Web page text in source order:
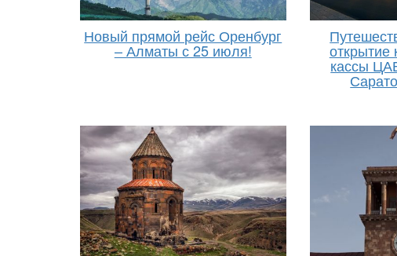
Новый прямой рейс Оренбург
– Алматы с 25 июля! открытие
кассы